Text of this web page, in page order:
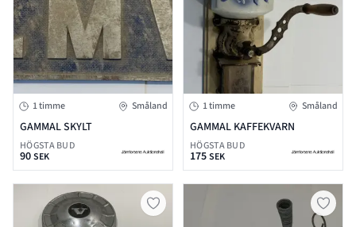
1 timme Småland
GAMMAL SKYLT
HÖGSTA BUD
90SEK
1 timme Småland
GAMMAL KAFFEKVARN
HÖGSTA BUD
175SEK